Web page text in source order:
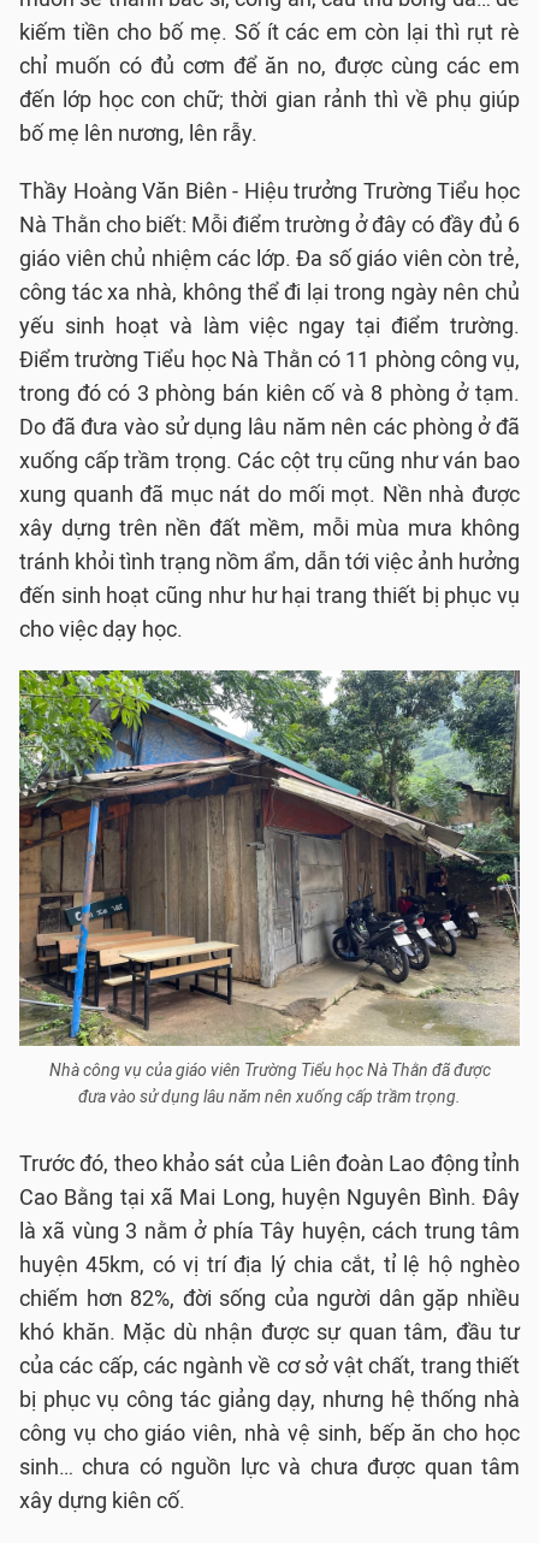
kiếm tiền cho bố mẹ. Số ít các em còn lại thì rụt rè
chỉ muốn có đủ cơm để ăn no, được cùng các em
đến lớp học con chữ; thời gian rảnh thì về phụ giúp
bố mẹ lên nương, lên rẫy.
Thầy Hoàng Văn Biên - Hiệu trưởng Trường Tiểu học
Nà Thằn cho biết: Mỗi điểm trường ở đây có đầy đủ 6
giáo viên chủ nhiệm các lớp. Đa số giáo viên còn trẻ,
công tác xa nhà, không thể đi lại trong ngày nên chủ
yếu sinh hoạt và làm việc ngay tại điểm trường.
Điểm trường Tiểu học Nà Thằn có 11 phòng công vụ,
trong đó có 3 phòng bán kiên cố và 8 phòng ở tạm.
Do đã đưa vào sử dụng lâu năm nên các phòng ở đã
xuống cấp trầm trọng. Các cột trụ cũng như ván bao
xung quanh đã mục nát do mối mọt. Nền nhà được
xây dựng trên nền đất mềm, mỗi mùa mưa không
tránh khỏi tình trạng nồm ẩm, dẫn tới việc ảnh hưởng
đến sinh hoạt cũng như hư hại trang thiết bị phục vụ
cho việc dạy học.
Nhà công vụ của giáo viên Trường Tiểu học Nà Thằn đã được
đưa vào sử dụng lâu năm nên xuống cấp trầm trọng.
Trước đó, theo khảo sát của Liên đoàn Lao động tỉnh
Cao Bằng tại xã Mai Long, huyện Nguyên Bình. Đây
là xã vùng 3 nằm ở phía Tây huyện, cách trung tâm
huyện 45km, có vị trí địa lý chia cắt, tỉ lệ hộ nghèo
chiếm hơn 82%, đời sống của người dân gặp nhiều
khó khăn. Mặc dù nhận được sự quan tâm, đầu tư
của các cấp, các ngành về cơ sở vật chất, trang thiết
bị phục vụ công tác giảng dạy, nhưng hệ thống nhà
công vụ cho giáo viên, nhà vệ sinh, bếp ăn cho học
sinh… chưa có nguồn lực và chưa được quan tâm
xây dựng kiên cố.